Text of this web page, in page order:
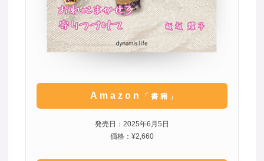
Amazon 「書籍」
発売日：2025年6月5日
価格：¥2,660